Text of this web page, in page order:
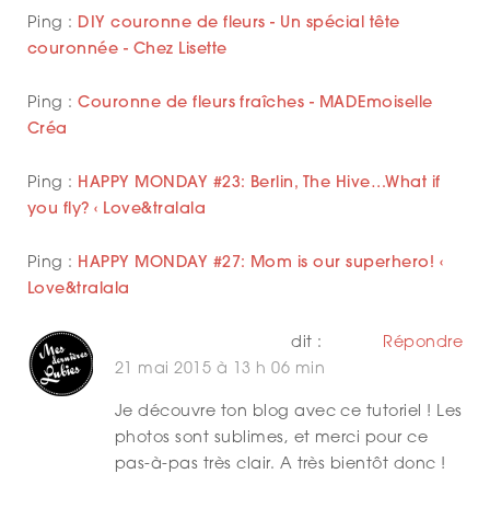
Ping : DIY couronne de fleurs - Un spécial tête
couronnée - Chez Lisette
Ping :Couronne de fleurs fraîches - MADEmoiselle
Créa
Ping : HAPPY MONDAY #23: Berlin, The Hive…What if
you fly? ‹ Love&tralala
Ping : HAPPY MONDAY #27: Mom is our superhero! ‹
Love&tralala
dit :
21 mai 2015 à 13 h 06 min
Je découvre ton blog avec ce tutoriel ! Les
photos sont sublimes, et merci pour ce
pas-à-pas très clair. A très bientôt donc !
Répondre